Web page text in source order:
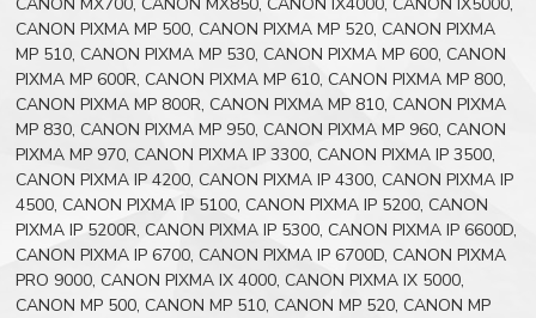
CANON PIXMA MP 500, CANON PIXMA MP 520, CANON PIXMA
MP 510, CANON PIXMA MP 530, CANON PIXMA MP 600, CANON
PIXMA MP 600R, CANON PIXMA MP 610, CANON PIXMA MP 800,
CANON PIXMA MP 800R, CANON PIXMA MP 810, CANON PIXMA
MP 830, CANON PIXMA MP 950, CANON PIXMA MP 960, CANON
PIXMA MP 970, CANON PIXMA IP 3300, CANON PIXMA IP 3500,
CANON PIXMA IP 4200, CANON PIXMA IP 4300, CANON PIXMA IP
4500, CANON PIXMA IP 5100, CANON PIXMA IP 5200, CANON
PIXMA IP 5200R, CANON PIXMA IP 5300, CANON PIXMA IP 6600D,
CANON PIXMA IP 6700, CANON PIXMA IP 6700D, CANON PIXMA
PRO 9000, CANON PIXMA IX 4000, CANON PIXMA IX 5000,
CANON MP 500, CANON MP 510, CANON MP 520, CANON MP